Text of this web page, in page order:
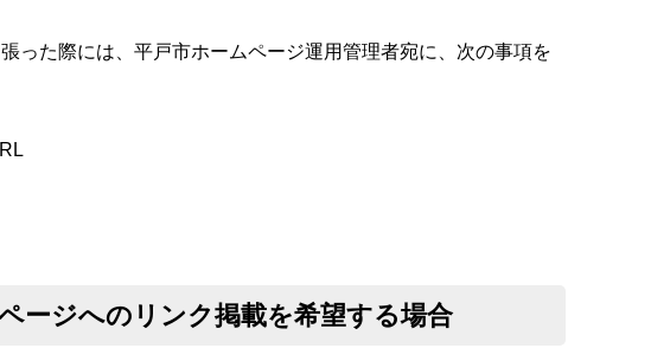
った際には、平戸市ホームページ運用管理者宛に、次の事項を
ージへのリンク掲載を希望する場合